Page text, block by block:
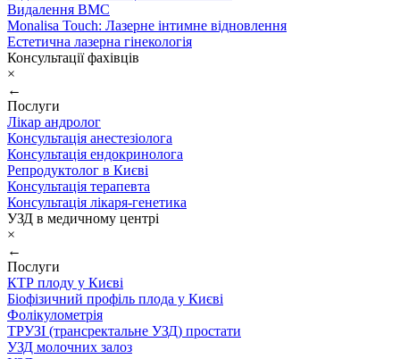
Видалення ВМС
Monalisa Touch: Лазерне інтимне відновлення
Естетична лазерна гінекологія
Консультації фахівців
×
←
Послуги
Лікар андролог
Консультація анестезіолога
Консультація ендокринолога
Репродуктолог в Києві
Консультація терапевта
Консультація лікаря-генетика
УЗД в медичному центрі
×
←
Послуги
КТР плоду у Києві
Біофізичний профіль плода у Києві
Фолікулометрія
ТРУЗІ (трансректальне УЗД) простати
УЗД молочних залоз